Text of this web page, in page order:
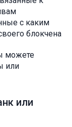
с каким
блокчена
можете
или
или